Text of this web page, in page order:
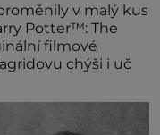
v malý kus
Potter™: The
filmové
chýši i uč